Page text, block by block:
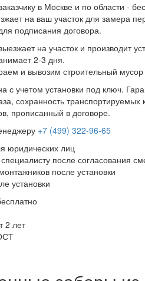
в Москве и по области -
на ваш участок для замера
подписания договора.
на участок и производит
2-3 дня.
и вывозим строительный мусор
с учетом установки под ключ.
сохранность транспортируемых
прописанный в договоре.
+7 (499) 322-96-65
юридических лиц
после согласования
после установки
установки
2 лет